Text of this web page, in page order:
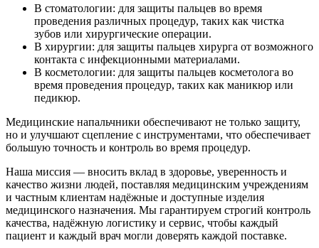
В стоматологии: для защиты пальцев во время
проведения различных процедур, таких как чистка
зубов или хирургические операции.
В хирургии: для защиты пальцев хирурга от возможного
контакта с инфекционными материалами.
В косметологии: для защиты пальцев косметолога во
время проведения процедур, таких как маникюр или
педикюр.
Медицинские напальчники обеспечивают не только защиту,
но и улучшают сцепление с инструментами, что обеспечивает
большую точность и контроль во время процедур.
Наша миссия — вносить вклад в здоровье, уверенность и
качество жизни людей, поставляя медицинским учреждениям
и частным клиентам надёжные и доступные изделия
медицинского назначения. Мы гарантируем строгий контроль
качества, надёжную логистику и сервис, чтобы каждый
пациент и каждый врач могли доверять каждой поставке.